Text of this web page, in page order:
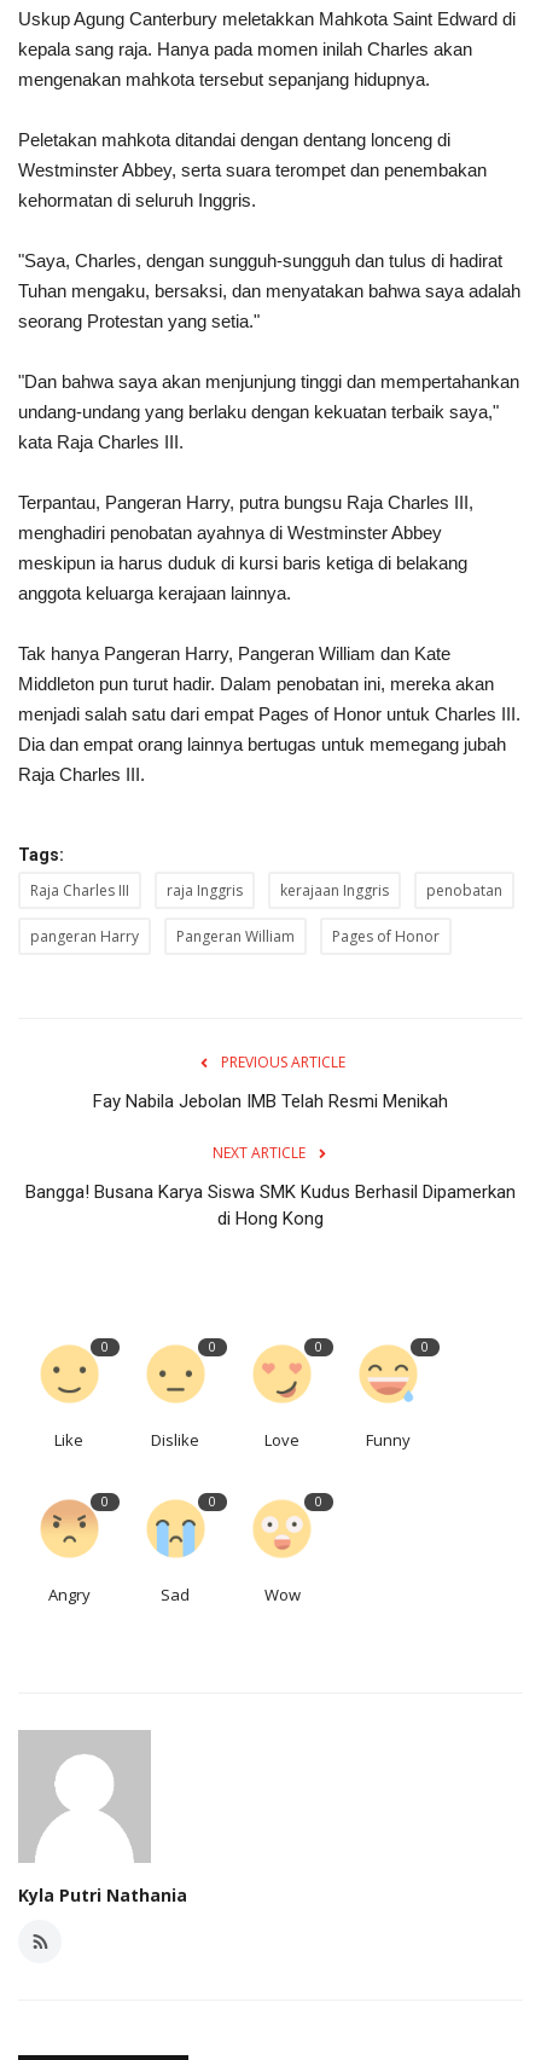
Uskup Agung Canterbury meletakkan Mahkota Saint Edward di
kepala sang raja. Hanya pada momen inilah Charles akan
mengenakan mahkota tersebut sepanjang hidupnya.
Peletakan mahkota ditandai dengan dentang lonceng di
Westminster Abbey, serta suara terompet dan penembakan
kehormatan di seluruh Inggris.
"Saya, Charles, dengan sungguh-sungguh dan tulus di hadirat
Tuhan mengaku, bersaksi, dan menyatakan bahwa saya adalah
seorang Protestan yang setia."
"Dan bahwa saya akan menjunjung tinggi dan mempertahankan
undang-undang yang berlaku dengan kekuatan terbaik saya,"
kata Raja Charles III.
Terpantau, Pangeran Harry, putra bungsu Raja Charles III,
menghadiri penobatan ayahnya di Westminster Abbey
meskipun ia harus duduk di kursi baris ketiga di belakang
anggota keluarga kerajaan lainnya.
Tak hanya Pangeran Harry, Pangeran William dan Kate
Middleton pun turut hadir. Dalam penobatan ini, mereka akan
menjadi salah satu dari empat Pages of Honor untuk Charles III.
Dia dan empat orang lainnya bertugas untuk memegang jubah
Raja Charles III.
Tags:
Raja Charles III raja Inggris kerajaan Inggris penobatan
pangeran Harry Pangeran William Pages of Honor
PREVIOUS ARTICLE
Fay Nabila Jebolan IMB Telah Resmi Menikah
NEXT ARTICLE
Bangga! Busana Karya Siswa SMK Kudus Berhasil Dipamerkan
di Hong Kong
0
Like
0
Dislike
0
Love
0
Funny
0
Angry
0
Sad
0
Wow
Kyla Putri Nathania